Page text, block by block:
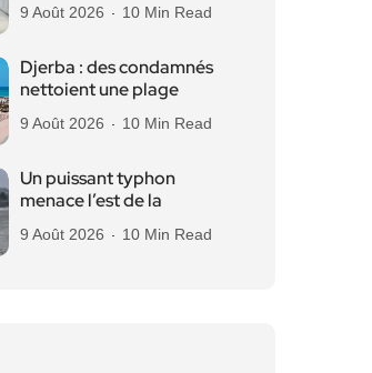
9 Août 2026 10 Min Read
Djerba : des condamnés
nettoient une plage
9 Août 2026 10 Min Read
Un puissant typhon
menace l’est de la
9 Août 2026 10 Min Read